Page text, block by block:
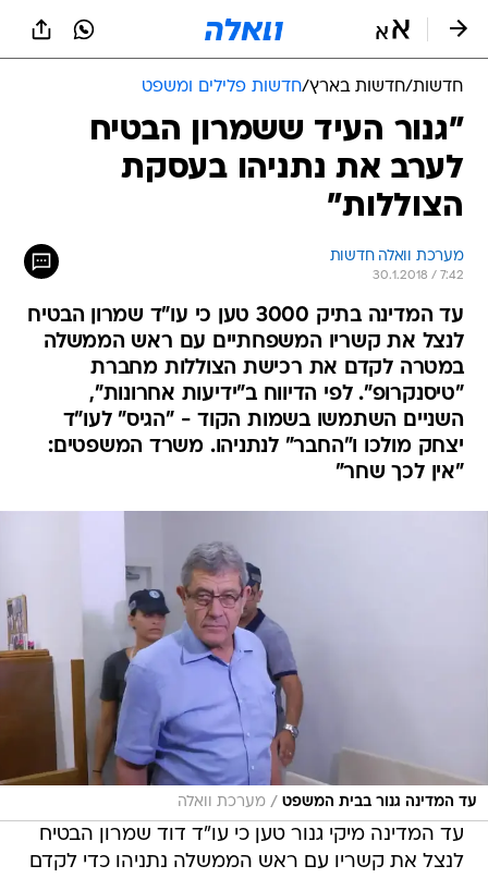
חדשות/חדשות בארץ/חדשות פלילים ומשפט
"גנור העיד ששמרון הבטיח
לערב את נתניהו בעסקת
הצוללות"
מערכת וואלה חדשות
30.1.2018 / 7:42
עד המדינה בתיק 3000 טען כי עו"ד שמרון הבטיח
לנצל את קשריו המשפחתיים עם ראש הממשלה
במטרה לקדם את רכישת הצוללות מחברת
"טיסנקרופ". לפי הדיווח ב"ידיעות אחרונות",
השניים השתמשו בשמות הקוד - "הגיס" לעו"ד
יצחק מולכו ו"החבר" לנתניהו. משרד המשפטים:
"אין לכך שחר"
עד המדינה גנור בבית המשפט / מערכת וואלה
עד המדינה מיקי גנור טען כי עו"ד דוד שמרון הבטיח
לנצל את קשריו עם ראש הממשלה נתניהו כדי לקדם